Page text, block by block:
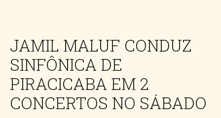
JAMIL MALUF CONDUZ
SINFÔNICA DE
PIRACICABA EM 2
CONCERTOS NO SÁBADO